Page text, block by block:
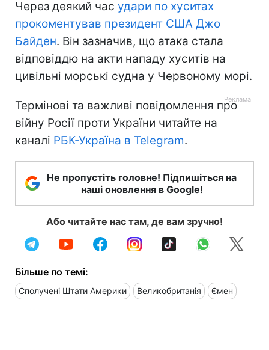
Через деякий час удари по хуситах
прокоментував президент США Джо
Байден. Він зазначив, що атака стала
відповіддю на акти нападу хуситів на
цивільні морські судна у Червоному морі.
Термінові та важливі повідомлення про
війну Росії проти України читайте на
каналі РБК-Україна в Telegram.
Не пропустіть головне! Підпишіться на
наші оновлення в Google!
Або читайте нас там, де вам зручно!
Більше по темі:
Сполучені Штати Америки Великобританія Ємен